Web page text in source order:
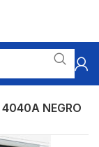
4040A NEGRO